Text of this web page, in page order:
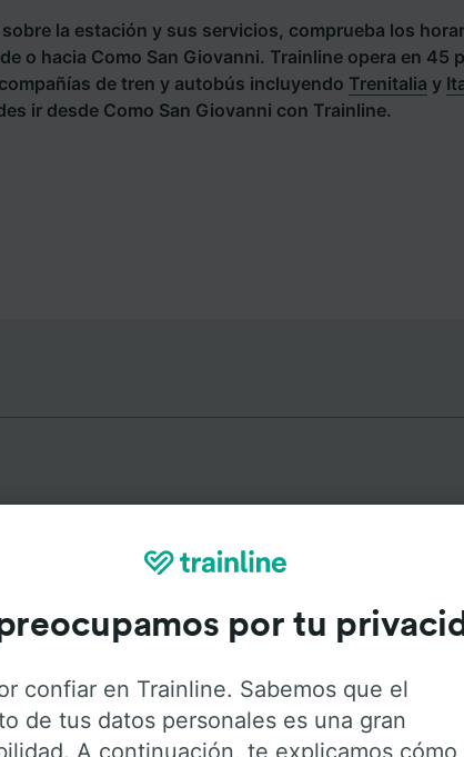
la estación y sus servicios, comprueba los
o hacia Como San Giovanni. Trainline opera en 45
de tren y autobús incluyendo Trenitalia y
ir desde Como San Giovanni con Trainline.
populares desde Como San
Duración
40min
por tu
confiar en Trainline. Sabemos que el
de tus datos personales es una gran
A continuación, te explicamos cómo